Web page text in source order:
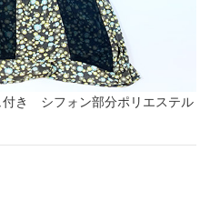
き シフォン部分ポリエステル